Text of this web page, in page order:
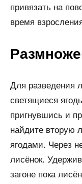
привязать на
время
Для разведения
светящиеся
пригнувшись и
найдите вторую
ягодами. Через
лисёнок.
загоне пока